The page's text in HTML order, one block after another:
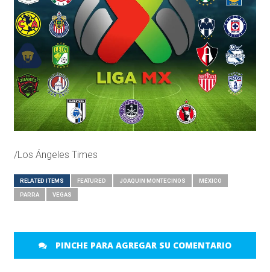
/Los Ángeles Times
RELATED ITEMS FEATURED JOAQUIN MONTECINOS MÉXICO
PARRA VEGAS
PINCHE PARA AGREGAR SU COMENTARIO